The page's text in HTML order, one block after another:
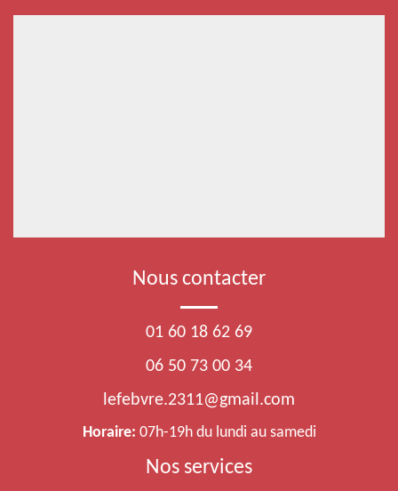
Nous contacter
01 60 18 62 69
06 50 73 00 34
lefebvre.2311@gmail.com
Horaire: 07h-19h du lundi au samedi
Nos services